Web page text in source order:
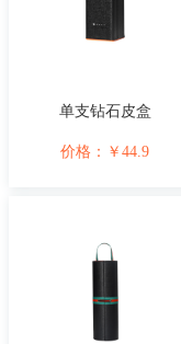
单支钻石皮盒
价格： ￥44.9